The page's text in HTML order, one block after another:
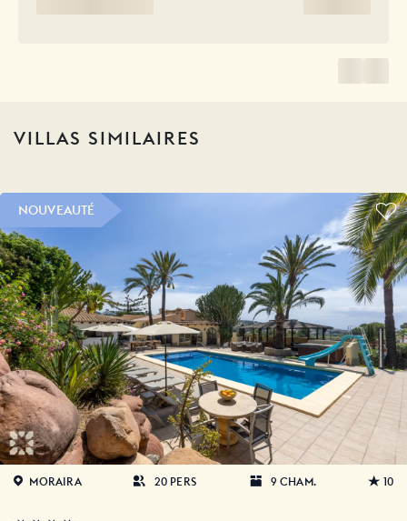
VILLAS SIMILAIRES
NOUVEAUTÉ
MORAIRA 20 PERS 9 CHAM. 10